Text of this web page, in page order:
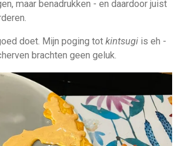
maar benadrukken - en daardoor juist
doet. Mijn poging tot kintsugi is eh -
brachten geen geluk.